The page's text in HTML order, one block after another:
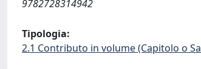
9782728314942
Tipologia:
2.1 Contributo in volume (Capitolo o